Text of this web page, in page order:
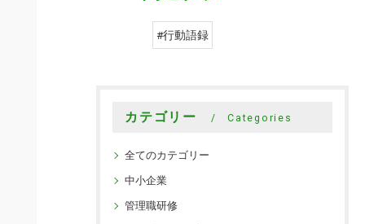
#行動語録
カテゴリー Categories
全てのカテゴリー
中小企業
管理職研修